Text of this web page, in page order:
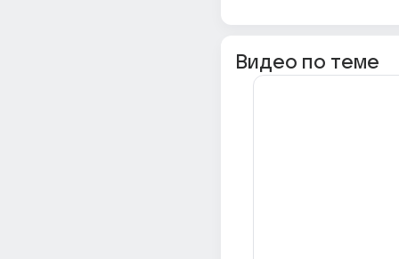
Видео по теме